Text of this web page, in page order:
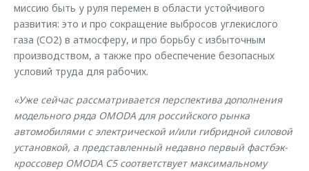
миссию быть у руля перемен в области устойчивого
развития: это и про сокращение выбросов углекислого
газа (CО2) в атмосферу, и про борьбу с избыточным
производством, а также про обеспечение безопасных
условий труда для рабочих.
«Уже сейчас рассматривается перспектива дополнения
модельного ряда OMODA для российского рынка
автомобилями с электрической и/или гибридной силовой
установкой, а представленный недавно первый фастбэк-
кроссовер OMODA C5 соответствует максимальному